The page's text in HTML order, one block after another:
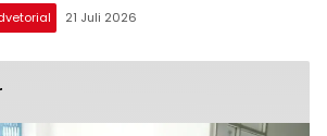
21 Juli 2026